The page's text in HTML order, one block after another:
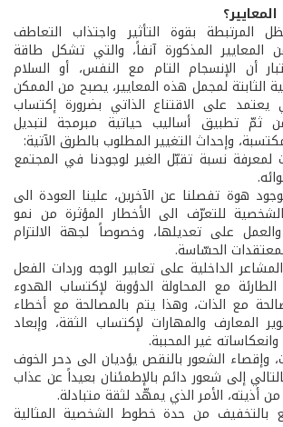
المرتبطة بقوة التأثير واجتذاب التعاطف
المعايير المذكورة آنفاً، والتي تشكل طاقة
أن الإنسجام التام مع النفس، أو السلام
الثابتة لمجمل هذه المعايير، يصبح من الممكن
على الاقتناع الذاتي بضرورة إكتساب
ثمّ تطبيق أساليب حياتية مبرمجة لتبديل
وإحداث التغيير المطلوب بالطرق الآتية:
لمعرفة نسبة تقبّل الغير لوجودنا في المجتمع
هوة تفصلنا عن الآخرين، علينا العودة الى
للتعرّف الى الأخطار المؤثرة من نمو
والعمل على تعديلها، وخصوصاً لجهة الالتزام
الحسّاسة.
الداخلية على تعابير الوجه وردات الفعل
الطارئة مع المحاولة الدؤوبة لإكتساب الهدوء
مع الذات، وهذا يتم بالمصالحة مع أخطاء
المعارف والمهارات لإكتساب الثقة، وإبعاد
غير المحببة.
وإقصاء الشعور بالنقص يؤديان الى دحر الخوف
إلى شعور دائم بالإطمئنان بعيداً عن عذاب
أذيته، الأمر الذي يمهّد لثقة متبادلة.
بالتخفيف من حدة خطوط الشخصية المثالية